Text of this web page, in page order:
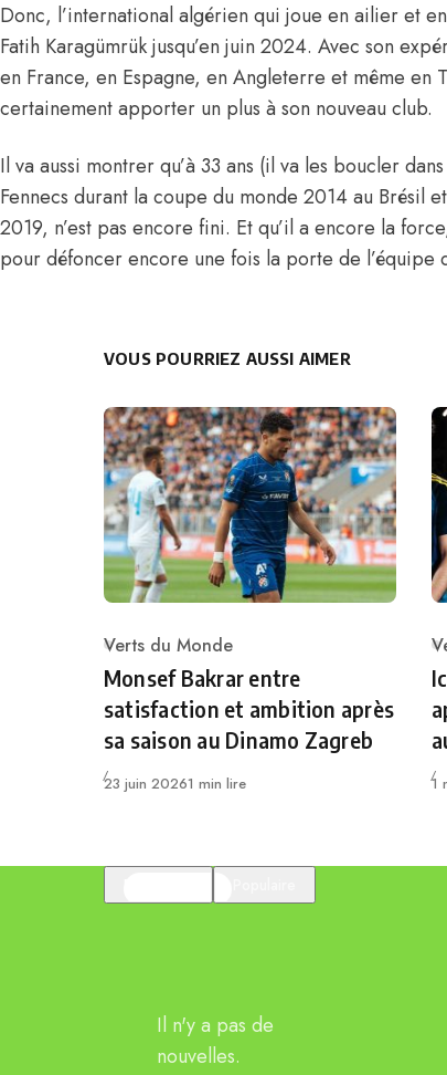
Donc, l’international algérien qui joue en ailier et
Fatih Karagümrük jusqu’en juin 2024. Avec son
en France, en Espagne, en Angleterre et même en
certainement apporter un plus à son nouveau club.
Il va aussi montrer qu’à 33 ans (il va les boucler
Fennecs durant la coupe du monde 2014 au Brésil
2019, n’est pas encore fini. Et qu’il a encore la
pour défoncer encore une fois la porte de l’équipe
VOUS POURRIEZ AUSSI AIMER
Category
Verts du Monde
Monsef Bakrar entre
satisfaction et ambition après
sa saison au Dinamo Zagreb
Publié
23 juin 20261 min lire 1
Il n'y a pas de
nouvelles.